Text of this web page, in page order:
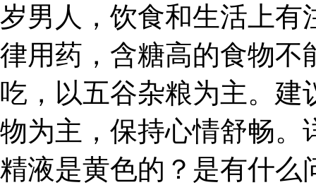
岁男人，饮食和生活上有
律用药，含糖高的食物不
吃，以五谷杂粮为主。建
物为主，保持心情舒畅。
精液是黄色的？是有什么